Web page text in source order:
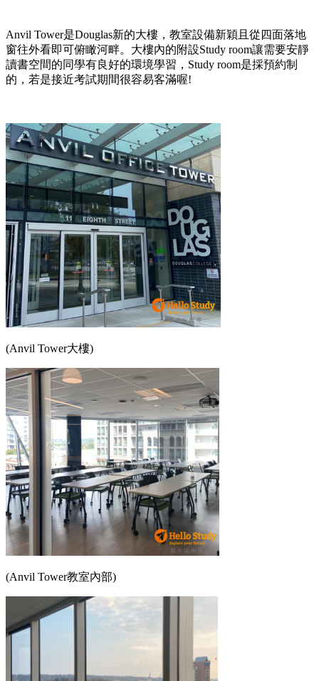
Anvil Tower是Douglas新的大樓，教室設備新穎且從四面落地
窗往外看即可俯瞰河畔。大樓內的附設Study room讓需要安靜
讀書空間的同學有良好的環境學習，Study room是採預約制
的，若是接近考試期間很容易客滿喔!
(Anvil Tower大樓)
(Anvil Tower教室內部)